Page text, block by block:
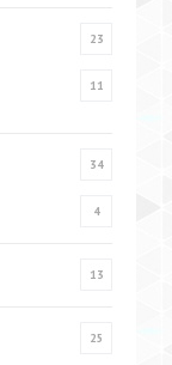
23
11
34
4
13
25